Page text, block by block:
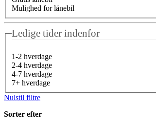
Mulighed for lånebil
Ledige tider indenfor
1-2 hverdage
2-4 hverdage
4-7 hverdage
7+ hverdage
Nulstil filtre
Sorter efter